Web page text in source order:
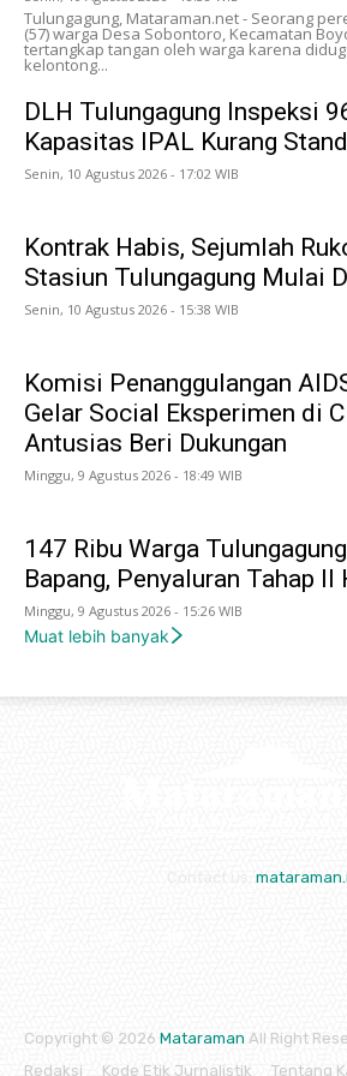
Tulungagung, Mataraman.net - Seorang
(57) warga Desa Sobontoro, Kecamatan
tertangkap tangan oleh warga karena
kelontong...
DLH Tulungagung Inspeksi
Kapasitas IPAL Kurang
Senin, 10 Agustus 2026 - 17:02 WIB
Kontrak Habis, Sejumlah
Stasiun Tulungagung Mulai
Senin, 10 Agustus 2026 - 15:38 WIB
Komisi Penanggulangan
Gelar Social Eksperimen di
Antusias Beri Dukungan
Minggu, 9 Agustus 2026 - 18:49 WIB
147 Ribu Warga
Bapang, Penyaluran Tahap II
Minggu, 9 Agustus 2026 - 15:26 WIB
Muat lebih banyak
Copyright © 2026 Mataraman All Right
Redaksi
Kode Etik Jurnalistik Tentang